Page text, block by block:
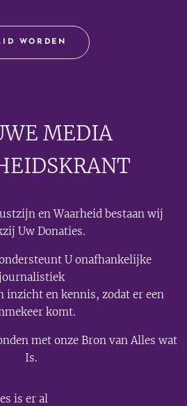
WORDEN
MEDIA🟣
en Waarheid bestaan wij
Uw Donaties.
U onafhankelijke
inzicht en kennis, zodat er een
komt.
met onze Bron van Alles wat
Is.
is er al